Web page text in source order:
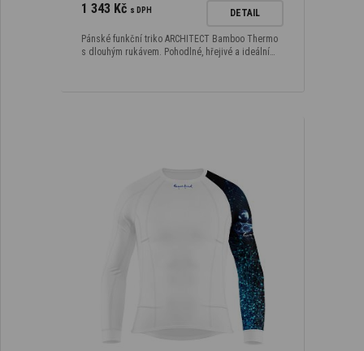
1 343 Kč s DPH DETAIL
Pánské funkční triko ARCHITECT Bamboo Thermo
s dlouhým rukávem. Pohodlné, hřejivé a ideální…